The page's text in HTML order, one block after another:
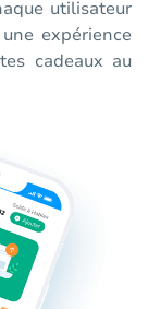
utilisateur
expérience
cadeaux au